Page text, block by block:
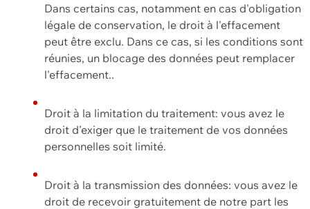
Dans certains cas, notamment en cas d'obligation
légale de conservation, le droit à l'effacement
peut être exclu. Dans ce cas, si les conditions sont
réunies, un blocage des données peut remplacer
l'effacement..
Droit à la limitation du traitement: vous avez le
droit d'exiger que le traitement de vos données
personnelles soit limité.
Droit à la transmission des données: vous avez le
droit de recevoir gratuitement de notre part les